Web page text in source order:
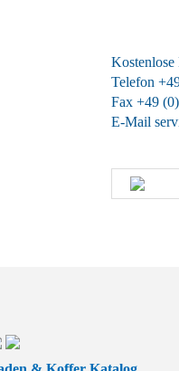
Telefon
Fax +49
E-Mail